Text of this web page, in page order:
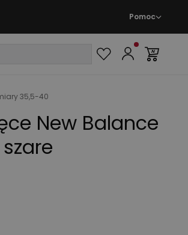
Pomoc
35,5-40
New Balance